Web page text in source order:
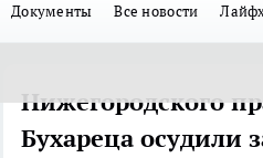
Документы Все новости
Нижегородского
Бухареца осудили